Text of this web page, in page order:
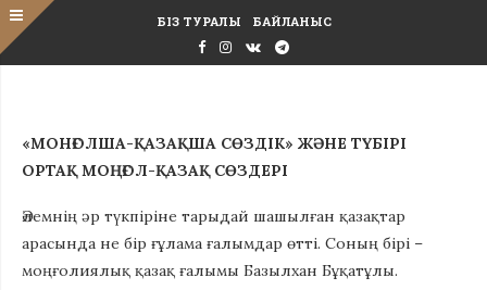
БІЗ ТУРАЛЫ БАЙЛАНЫС
«МОНҒОЛША-ҚАЗАҚША СӨЗДІК» ЖӘНЕ ТҮБІРІ
ОРТАҚ МОҢҒОЛ-ҚАЗАҚ СӨЗДЕРІ
Әлемнің әр түкпіріне тарыдай шашылған қазақтар
арасында не бір ғұлама ғалымдар өтті. Соның бірі –
моңғолиялық қазақ ғалымы Базылхан Бұқатұлы.